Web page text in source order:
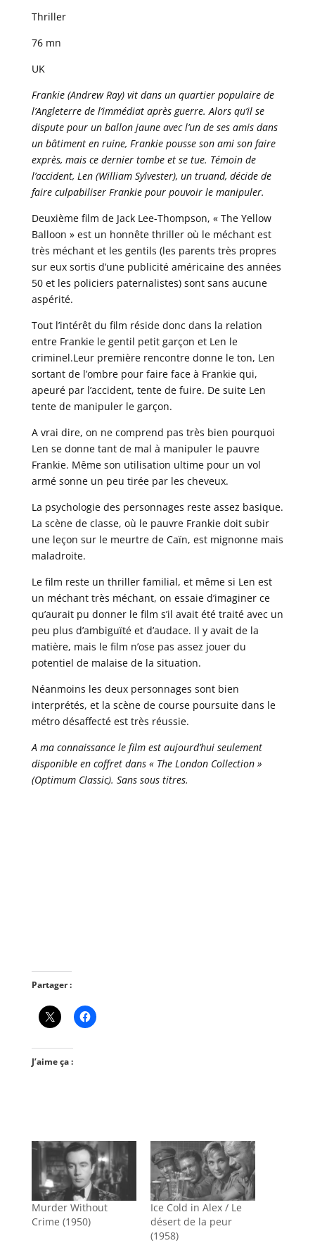
Thriller
76 mn
UK
Frankie (Andrew Ray) vit dans un quartier populaire de
l’Angleterre de l’immédiat après guerre. Alors qu’il se
dispute pour un ballon jaune avec l’un de ses amis dans
un bâtiment en ruine, Frankie pousse son ami son faire
exprès, mais ce dernier tombe et se tue. Témoin de
l’accident, Len (William Sylvester), un truand, décide de
faire culpabiliser Frankie pour pouvoir le manipuler.
Deuxième film de Jack Lee-Thompson, « The Yellow
Balloon » est un honnête thriller où le méchant est
très méchant et les gentils (les parents très propres
sur eux sortis d’une publicité américaine des années
50 et les policiers paternalistes) sont sans aucune
aspérité.
Tout l’intérêt du film réside donc dans la relation
entre Frankie le gentil petit garçon et Len le
criminel.Leur première rencontre donne le ton, Len
sortant de l’ombre pour faire face à Frankie qui,
apeuré par l’accident, tente de fuire. De suite Len
tente de manipuler le garçon.
A vrai dire, on ne comprend pas très bien pourquoi
Len se donne tant de mal à manipuler le pauvre
Frankie. Même son utilisation ultime pour un vol
armé sonne un peu tirée par les cheveux.
La psychologie des personnages reste assez basique.
La scène de classe, où le pauvre Frankie doit subir
une leçon sur le meurtre de Caïn, est mignonne mais
maladroite.
Le film reste un thriller familial, et même si Len est
un méchant très méchant, on essaie d’imaginer ce
qu’aurait pu donner le film s’il avait été traité avec un
peu plus d’ambiguïté et d’audace. Il y avait de la
matière, mais le film n’ose pas assez jouer du
potentiel de malaise de la situation.
Néanmoins les deux personnages sont bien
interprétés, et la scène de course poursuite dans le
métro désaffecté est très réussie.
A ma connaissance le film est aujourd’hui seulement
disponible en coffret dans « The London Collection »
(Optimum Classic). Sans sous titres.
Partager :
J’aime ça :
Murder Without
Crime (1950)
Ice Cold in Alex / Le
désert de la peur
(1958)